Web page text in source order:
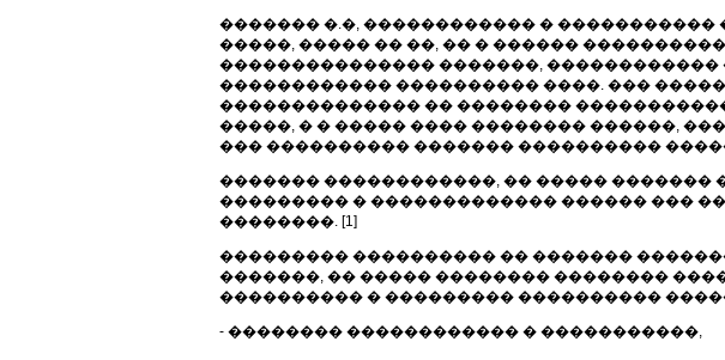
������� �.�, ������������ �
�����, ����� �� ��, �� � ������
��������������� �������,
������������ ���������� ����. ���
�������������� �� ��������
�����, � � ����� ���� �������� ������,
��� ���������� ������� ����������
������� ������������, �� ����� �������
��������� � ������������� ������ ���
��������. [1]
��������� ���������� �� �������
�������, �� ����� �������� ��������
���������� � ��������� ����������
- �������� ������������ � �����������,